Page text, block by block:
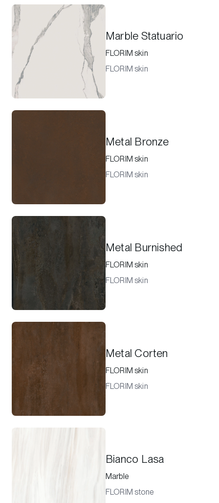
Marble Statuario
FLORIM skin
FLORIM skin
Metal Bronze
FLORIM skin
FLORIM skin
Metal Burnished
FLORIM skin
FLORIM skin
Metal Corten
FLORIM skin
FLORIM skin
Bianco Lasa
Marble
FLORIM stone